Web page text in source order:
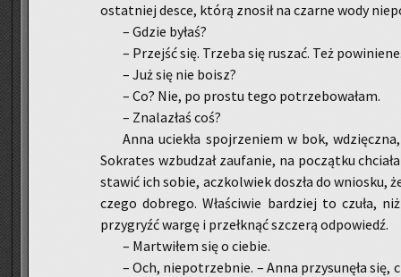
ostat­niej desce, którą zno­sił na czar­ne wody
– Gdzie byłaś?
– Przejść się. Trze­ba się ru­szać. Też
– Już się nie boisz?
– Co? Nie, po pro­stu tego po­trze­bo­wa­łam.
– Zna­la­złaś coś?
Anna ucie­kła spoj­rze­niem w bok,
So­kra­tes wzbu­dzał za­ufa­nie, na po­cząt­ku
sta­wić ich sobie, acz­kol­wiek do­szła do wnio­sku,
cze­go do­bre­go. Wła­ści­wie bar­dziej to czuła,
przy­gryźć wargę i prze­łknąć szcze­rą od­po­wiedź.
– Mar­twi­łem się o cie­bie.
– Och, nie­po­trzeb­nie. – Anna przy­su­nę­ła się,